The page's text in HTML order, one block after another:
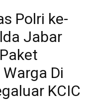
Polri ke-
Jabar
Di
KCIC